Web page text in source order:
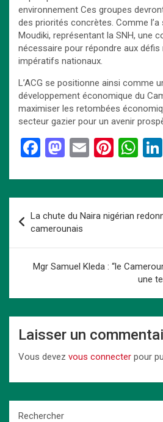
environnement Ces groupes
des priorités concrètes. Comme l’a
Moudiki, représentant la SNH, une
nécessaire pour répondre aux défis
impératifs nationaux.
L’ACG se positionne ainsi comme
développement économique du
maximiser les retombées
secteur gazier pour un avenir
F
ce
b
o
o
k
M
st
o
d
o
n
E
ail
Pi
er
es
t
W
at
A
p
p
de
l’article
La chute du Naira nigérian
camerounais
Mgr Samuel Kleda : “le
une
Laisser un
Vous devez vous connecter pour
Rechercher